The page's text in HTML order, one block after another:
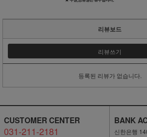
리뷰보드
리뷰쓰기
등록된 리뷰가 없습니다.
CUSTOMER CENTER
031-211-2181
BANK
신한은행